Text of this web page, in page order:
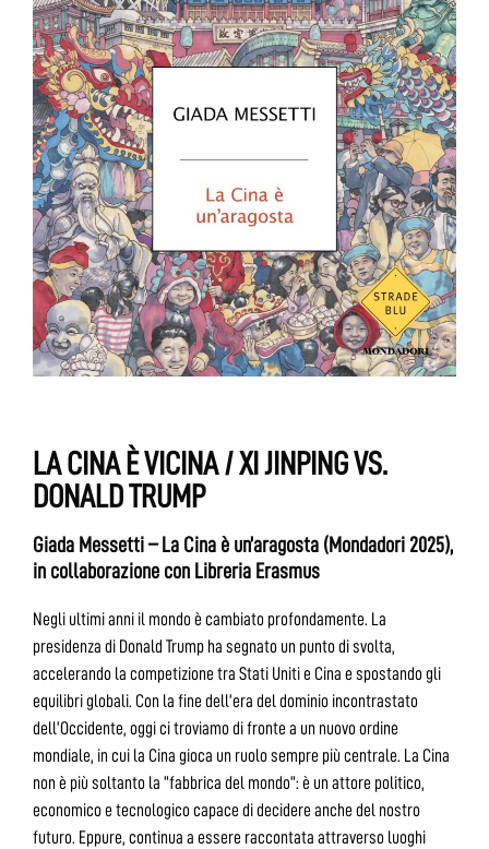
LA CINA È VICINA / XI JINPING VS.
DONALD TRUMP
Giada Messetti – La Cina è un’aragosta (Mondadori 2025),
in collaborazione con Libreria Erasmus
Negli ultimi anni il mondo è cambiato profondamente. La
presidenza di Donald Trump ha segnato un punto di svolta,
accelerando la competizione tra Stati Uniti e Cina e spostando gli
equilibri globali. Con la fine dell’era del dominio incontrastato
dell’Occidente, oggi ci troviamo di fronte a un nuovo ordine
mondiale, in cui la Cina gioca un ruolo sempre più centrale. La Cina
non è più soltanto la “fabbrica del mondo”: è un attore politico,
economico e tecnologico capace di decidere anche del nostro
futuro. Eppure, continua a essere raccontata attraverso luoghi